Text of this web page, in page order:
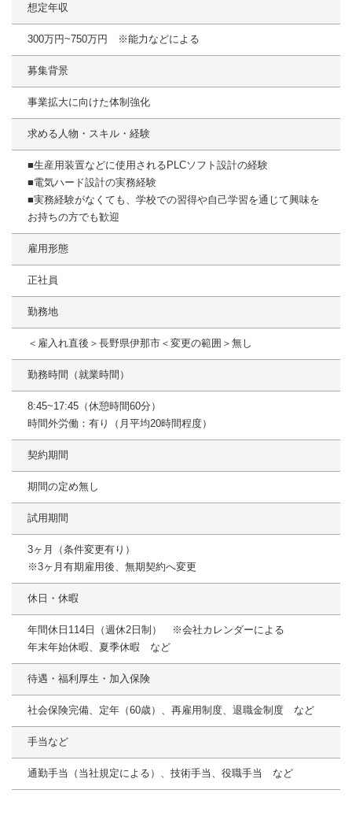
想定年収
300万円~750万円 ※能力などによる
募集背景
事業拡大に向けた体制強化
求める人物・スキル・経験
■生産用装置などに使用されるPLCソフト設計の経験
■電気ハード設計の実務経験
■実務経験がなくても、学校での習得や自己学習を通じて興味を
お持ちの方でも歓迎
雇用形態
正社員
勤務地
＜雇入れ直後＞長野県伊那市＜変更の範囲＞無し
勤務時間（就業時間）
8:45~17:45（休憩時間60分）
時間外労働：有り（月平均20時間程度）
契約期間
期間の定め無し
試用期間
3ヶ月（条件変更有り）
※3ヶ月有期雇用後、無期契約へ変更
休日・休暇
年間休日114日（週休2日制） ※会社カレンダーによる
年末年始休暇、夏季休暇 など
待遇・福利厚生・加入保険
社会保険完備、定年（60歳）、再雇用制度、退職金制度 など
手当など
通勤手当（当社規定による）、技術手当、役職手当 など